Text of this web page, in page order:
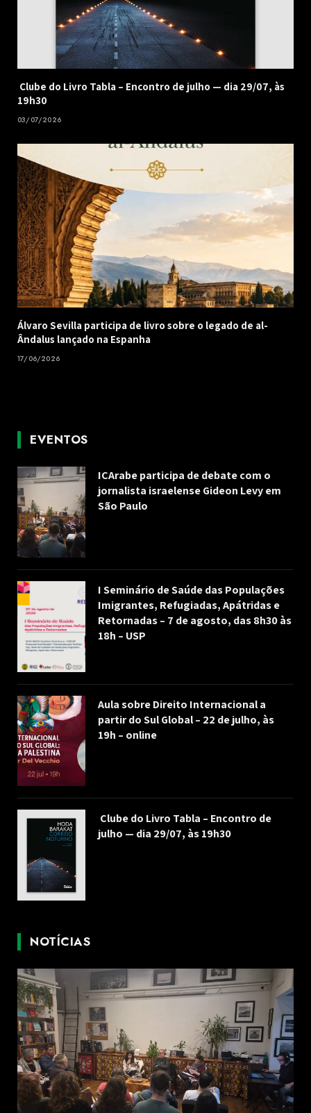
Clube do Livro Tabla – Encontro de julho — dia 29/07, às
19h30
03/07/2026
Álvaro Sevilla participa de livro sobre o legado de al-
Ândalus lançado na Espanha
17/06/2026
EVENTOS
ICArabe participa de debate com o
jornalista israelense Gideon Levy em
São Paulo
I Seminário de Saúde das Populações
Imigrantes, Refugiadas, Apátridas e
Retornadas – 7 de agosto, das 8h30 às
18h – USP
Aula sobre Direito Internacional a
partir do Sul Global – 22 de julho, às
19h – online
Clube do Livro Tabla – Encontro de
julho — dia 29/07, às 19h30
NOTÍCIAS